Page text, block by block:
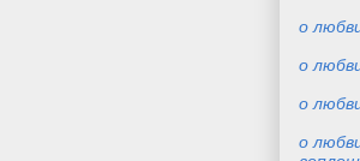
о
о
о
о